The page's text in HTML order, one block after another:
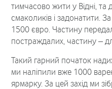
тимчасово жити у Відні, та
смаколиків і задонатити.
1500 євро. Частину
постраждалих, частину –
Такий гарний початок
ми наліпили вже 1000
ярмарку. За цей захід ми